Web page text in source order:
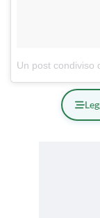
Un post condiviso